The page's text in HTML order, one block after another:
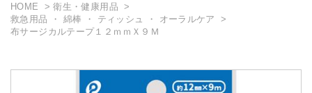
HOME
衛生・健康用品
救急用品 ・ 綿棒 ・ ティッシュ ・ オーラルケア
布サージカルテープ１２ｍｍＸ９Ｍ